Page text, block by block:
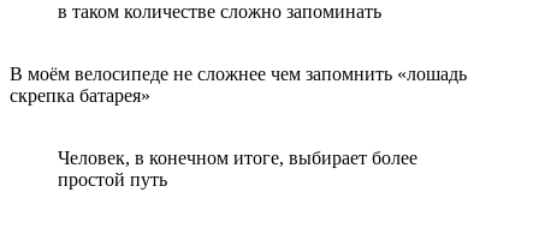
в таком количестве сложно запоминать
В моём велосипеде не сложнее чем запомнить «лошадь
скрепка батарея»
Человек, в конечном итоге, выбирает более
простой путь